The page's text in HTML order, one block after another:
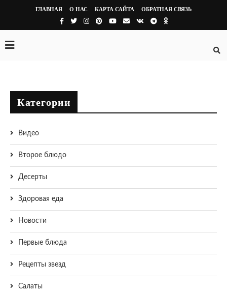
ГЛАВНАЯ О НАС КАРТА САЙТА ОБРАТНАЯ СВЯЗЬ
Категории
Видео
Второе блюдо
Десерты
Здоровая еда
Новости
Первые блюда
Рецепты звезд
Салаты